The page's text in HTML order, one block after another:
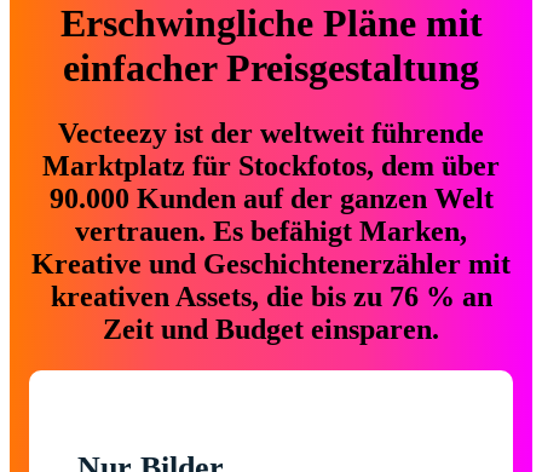
Erschwingliche Pläne mit
einfacher Preisgestaltung
Vecteezy ist der weltweit führende
Marktplatz für Stockfotos, dem über
90.000 Kunden auf der ganzen Welt
vertrauen. Es befähigt Marken,
Kreative und Geschichtenerzähler mit
kreativen Assets, die bis zu 76 % an
Zeit und Budget einsparen.